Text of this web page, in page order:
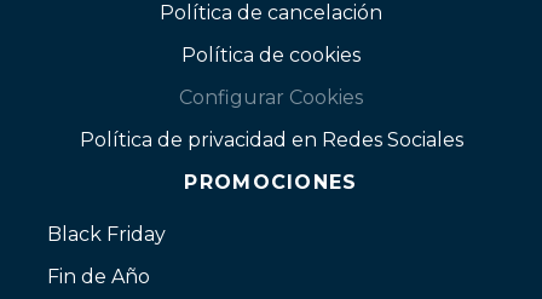
Política de cancelación
Política de cookies
Configurar Cookies
Política de privacidad en Redes Sociales
PROMOCIONES
Black Friday
Fin de Año